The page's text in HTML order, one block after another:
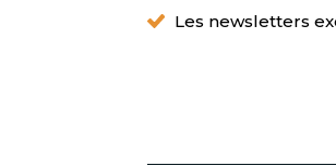
Les newsletters